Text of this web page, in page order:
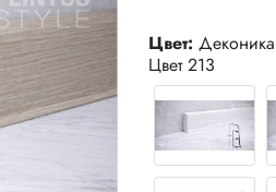
Цвет:
Цвет 213